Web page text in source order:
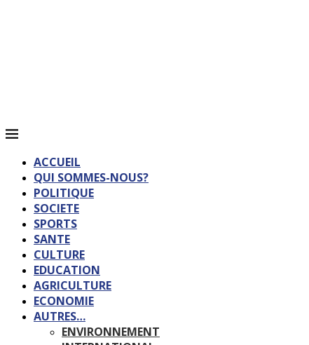
ACCUEIL
QUI SOMMES-NOUS?
POLITIQUE
SOCIETE
SPORTS
SANTE
CULTURE
EDUCATION
AGRICULTURE
ECONOMIE
AUTRES…
ENVIRONNEMENT